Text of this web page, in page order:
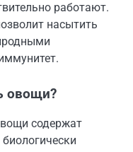
работают.
насытить
овощи?
содержат